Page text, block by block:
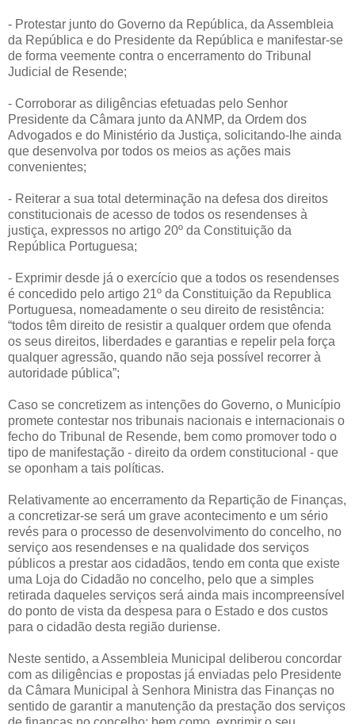
- Protestar junto do Governo da República, da Assembleia
da República e do Presidente da República e manifestar-se
de forma veemente contra o encerramento do Tribunal
Judicial de Resende;
- Corroborar as diligências efetuadas pelo Senhor
Presidente da Câmara junto da ANMP, da Ordem dos
Advogados e do Ministério da Justiça, solicitando-lhe ainda
que desenvolva por todos os meios as ações mais
convenientes;
- Reiterar a sua total determinação na defesa dos direitos
constitucionais de acesso de todos os resendenses à
justiça, expressos no artigo 20º da Constituição da
República Portuguesa;
- Exprimir desde já o exercício que a todos os resendenses
é concedido pelo artigo 21º da Constituição da Republica
Portuguesa, nomeadamente o seu direito de resistência:
“todos têm direito de resistir a qualquer ordem que ofenda
os seus direitos, liberdades e garantias e repelir pela força
qualquer agressão, quando não seja possível recorrer à
autoridade pública”;
Caso se concretizem as intenções do Governo, o Município
promete contestar nos tribunais nacionais e internacionais o
fecho do Tribunal de Resende, bem como promover todo o
tipo de manifestação - direito da ordem constitucional - que
se oponham a tais políticas.
Relativamente ao encerramento da Repartição de Finanças,
a concretizar-se será um grave acontecimento e um sério
revés para o processo de desenvolvimento do concelho, no
serviço aos resendenses e na qualidade dos serviços
públicos a prestar aos cidadãos, tendo em conta que existe
uma Loja do Cidadão no concelho, pelo que a simples
retirada daqueles serviços será ainda mais incompreensível
do ponto de vista da despesa para o Estado e dos custos
para o cidadão desta região duriense.
Neste sentido, a Assembleia Municipal deliberou concordar
com as diligências e propostas já enviadas pelo Presidente
da Câmara Municipal à Senhora Ministra das Finanças no
sentido de garantir a manutenção da prestação dos serviços